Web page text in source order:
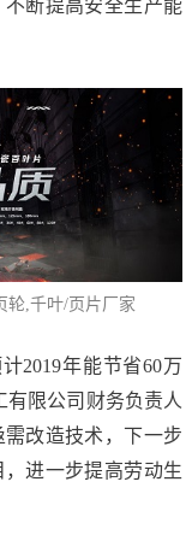
断提高安全生产能
轮 ,千叶/页片厂家
2019年能节省60万
有限公司财务负责人
改造技术，下一步
进一步提高劳动生